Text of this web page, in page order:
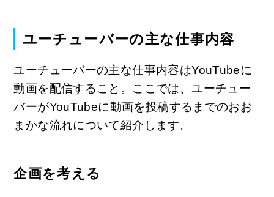
ユーチューバーの主な仕事内容
ユーチューバーの主な仕事内容はYouTubeに
動画を配信すること。ここでは、ユーチュー
バーがYouTubeに動画を投稿するまでのおお
まかな流れについて紹介します。
企画を考える